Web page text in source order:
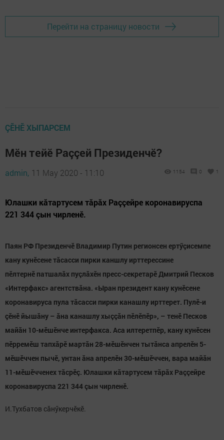
Перейти на страницу новости
ÇӖНӖ ХЫПАРСЕМ
Мӗн тейӗ Раççей Президенчӗ?
admin, 11 May 2020 - 11:10 1154 0 1
Юлашки кăтартусем тăрăх Раççейре коронавируспа
221 344 çын чирленӗ.
Паян РФ Президенчӗ Владимир Путин регионсен ертӳçисемпе
кану кунӗсене тăсасси пирки каншлу ирттерессине
пӗлтернӗ патшалăх пуçлăхӗн пресс-секретарӗ Дмитрий Песков
«Интерфакс» агентствăна. «Ыран президент кану кунӗсене
коронавируса пула тăсасси пирки канашлу ирттерет. Пулӗ-и
çӗнӗ йышăну – ăна канашлу хыççăн пӗлӗпӗр», – тенӗ Песков
майăн 10-мӗшӗнче интерфакса. Аса илтеретпӗр, кану кунӗсен
пӗрремӗш тапхăрӗ мартăн 28-мӗшӗнчен тытăнса апрелӗн 5-
мӗшӗччен пычӗ, унтан ăна апрелӗн 30-мӗшӗччен, вара майăн
11-мӗшӗчченех тăсрӗç. Юлашки кăтартусем тăрăх Раççейре
коронавируспа 221 344 çын чирленӗ.
И.Тухбатов сăнӳкерчӗкӗ.